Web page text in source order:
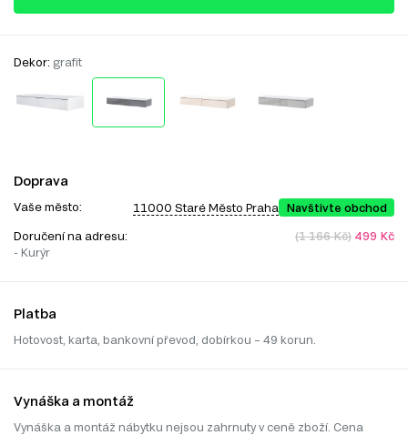
Dekor: grafit
Doprava
Vaše město: 11000 Staré Město Praha Navštivte obchod
Doručení na adresu:
- Kurýr
(1 166 Kč) 499 Kč
Platba
Hotovost, karta, bankovní převod, dobírkou – 49 korun.
Vynáška a montáž
Vynáška a montáž nábytku nejsou zahrnuty v ceně zboží. Cena